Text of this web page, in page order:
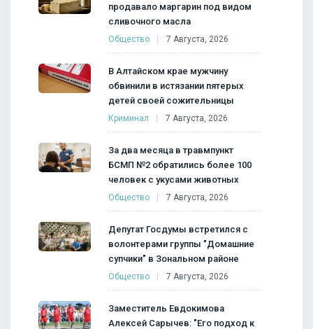
продавало маргарин под видом
сливочного масла
Общество 7 Августа, 2026
В Алтайском крае мужчину
обвинили в истязании пятерых
детей своей сожительницы
Криминал 7 Августа, 2026
За два месяца в травмпункт
БСМП №2 обратились более 100
человек с укусами животных
Общество 7 Августа, 2026
Депутат Госдумы встретился с
волонтерами группы "Домашние
супчики" в Зональном районе
Общество 7 Августа, 2026
Заместитель Евдокимова
Алексей Сарычев: "Его подход к